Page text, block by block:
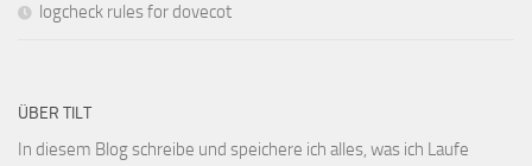
logcheck rules for dovecot
ÜBER TILT
In diesem Blog schreibe und speichere ich alles, was ich Laufe